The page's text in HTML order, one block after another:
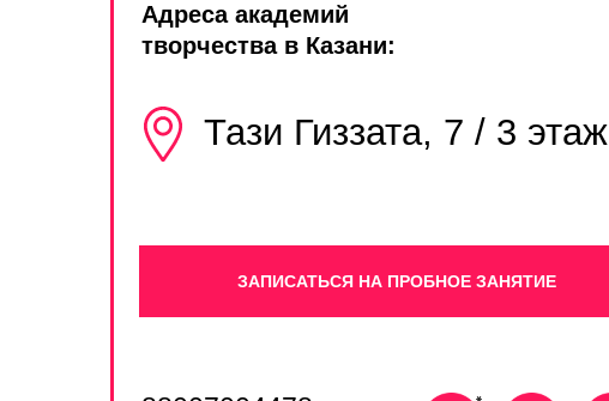
Адреса академий
творчества в Казани:
ЗАПИСАТЬСЯ НА ПРОБНОЕ ЗАНЯТИЕ
Тази Гиззата, 7 / 3 этаж